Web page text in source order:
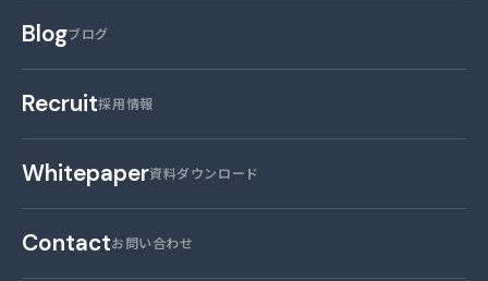
Blogブログ
Recruit採用情報
Whitepaper資料ダウンロード
Contactお問い合わせ